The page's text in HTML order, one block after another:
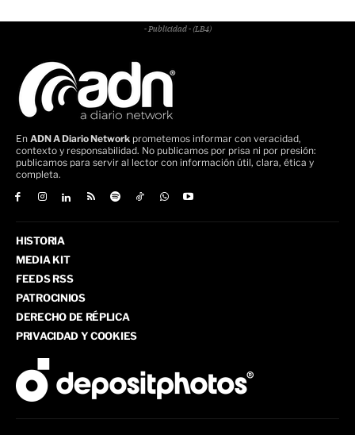
- Publicidad - (LB4)
En ADN A Diario Network prometemos informar con veracidad,
contexto y responsabilidad. No publicamos por prisa ni por presión:
publicamos para servir al lector con información útil, clara, ética y
completa.
HISTORIA
MEDIA KIT
FEEDS RSS
PATROCINIOS
DERECHO DE RÉPLICA
PRIVACIDAD Y COOKIES